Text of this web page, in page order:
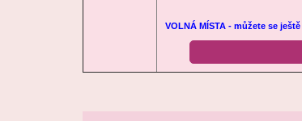
VOLNÁ MÍSTA - můžete se